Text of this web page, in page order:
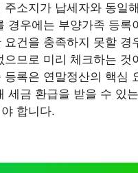
주소지가 납세자와 동일
경우에는 부양가족 등록
요건을 충족하지 못할 경
으므로 미리 체크하는 것
등록은 연말정산의 핵심
세금 환급을 받을 수 있
합니다.